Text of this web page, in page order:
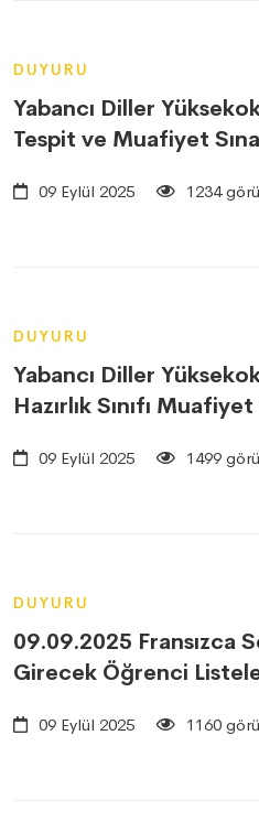
DUYURU
Yabancı Diller
Tespit ve Muafiyet
09 Eylül 2025 1234
DUYURU
Yabancı Diller
Hazırlık Sınıfı
09 Eylül 2025 1499
DUYURU
09.09.2025 Fransızca
Girecek Öğrenci
09 Eylül 2025 1160